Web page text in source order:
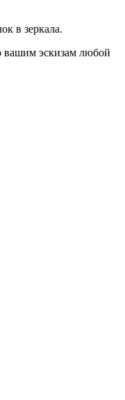
в зеркала.
вашим эскизам любой